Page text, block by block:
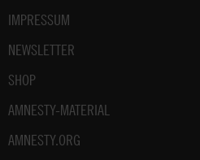
IMPRESSUM
NEWSLETTER
SHOP
AMNESTY-MATERIAL
AMNESTY.ORG